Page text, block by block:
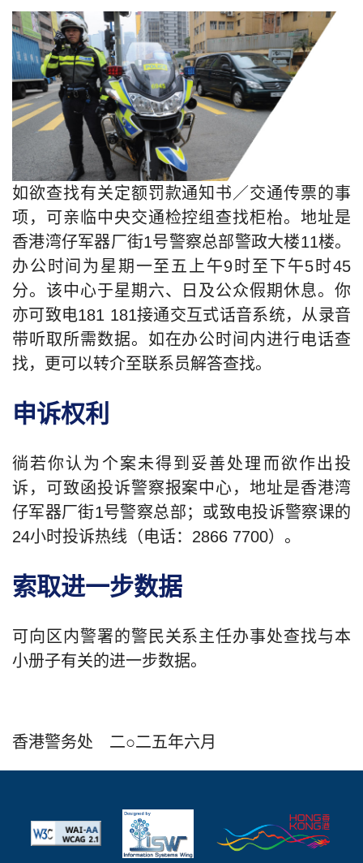
如欲查找有关定额罚款通知书／交通传票的事
项，可亲临中央交通检控组查找柜枱。地址是
香港湾仔军器厂街1号警察总部警政大楼11楼。
办公时间为星期一至五上午9时至下午5时45
分。该中心于星期六、日及公众假期休息。你
亦可致电181 181接通交互式话音系统，从录音
带听取所需数据。如在办公时间内进行电话查
找，更可以转介至联系员解答查找。
申诉权利
徜若你认为个案未得到妥善处理而欲作出投
诉，可致函投诉警察报案中心，地址是香港湾
仔军器厂街1号警察总部；或致电投诉警察课的
24小时投诉热线（电话：2866 7700）。
索取进一步数据
可向区内警署的警民关系主任办事处查找与本
小册子有关的进一步数据。
香港警务处 二○二五年六月